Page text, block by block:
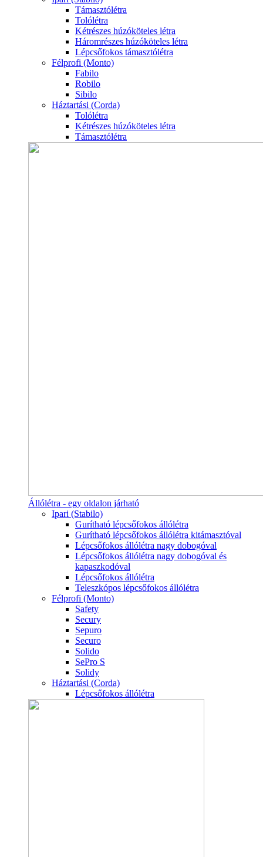
Támasztólétra
Tolólétra
Kétrészes húzóköteles létra
Háromrészes húzóköteles létra
Lépcsőfokos támasztólétra
Félprofi (Monto)
Fabilo
Robilo
Sibilo
Háztartási (Corda)
Tolólétra
Kétrészes húzóköteles létra
Támasztólétra
Állólétra - egy oldalon járható
Ipari (Stabilo)
Gurítható lépcsőfokos állólétra
Gurítható lépcsőfokos állólétra kitámasztóval
Lépcsőfokos állólétra nagy dobogóval
Lépcsőfokos állólétra nagy dobogóval és
kapaszkodóval
Lépcsőfokos állólétra
Teleszkópos lépcsőfokos állólétra
Félprofi (Monto)
Safety
Secury
Sepuro
Securo
Solido
SePro S
Solidy
Háztartási (Corda)
Lépcsőfokos állólétra